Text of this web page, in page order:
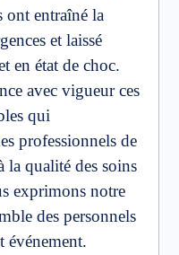
ont entraîné la
et laissé
en état de choc.
avec vigueur ces
qui
professionnels de
la qualité des soins
exprimons notre
des personnels
événement.